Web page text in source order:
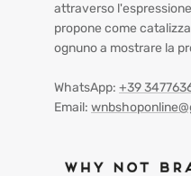
attraverso
propone come
ognuno a mostrare la
WhatsApp: +39
Email: